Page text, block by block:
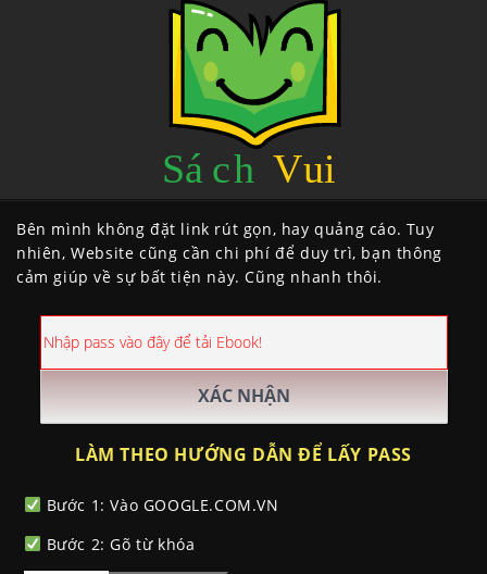
Bên mình không đặt link rút gọn, hay quảng cáo. Tuy
nhiên, Website cũng cần chi phí để duy trì, bạn thông
cảm giúp về sự bất tiện này. Cũng nhanh thôi.
LÀM THEO HƯỚNG DẪN ĐỂ LẤY PASS
Bước 1: Vào GOOGLE.COM.VN
Bước 2: Gõ từ khóa